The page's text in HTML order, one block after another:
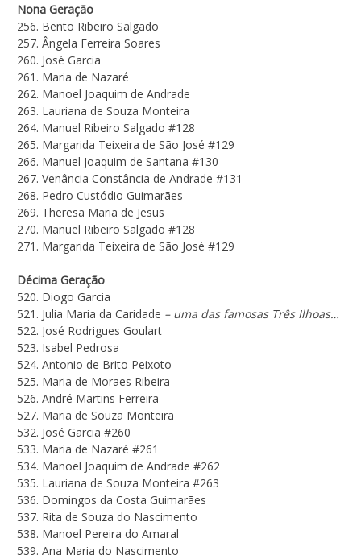
Nona Geração
256. Bento Ribeiro Salgado
257. Ângela Ferreira Soares
260. José Garcia
261. Maria de Nazaré
262. Manoel Joaquim de Andrade
263. Lauriana de Souza Monteira
264. Manuel Ribeiro Salgado #128
265. Margarida Teixeira de São José #129
266. Manuel Joaquim de Santana #130
267. Venância Constância de Andrade #131
268. Pedro Custódio Guimarães
269. Theresa Maria de Jesus
270. Manuel Ribeiro Salgado #128
271. Margarida Teixeira de São José #129
Décima Geração
520. Diogo Garcia
521. Julia Maria da Caridade – uma das famosas Três Ilhoas…
522. José Rodrigues Goulart
523. Isabel Pedrosa
524. Antonio de Brito Peixoto
525. Maria de Moraes Ribeira
526. André Martins Ferreira
527. Maria de Souza Monteira
532. José Garcia #260
533. Maria de Nazaré #261
534. Manoel Joaquim de Andrade #262
535. Lauriana de Souza Monteira #263
536. Domingos da Costa Guimarães
537. Rita de Souza do Nascimento
538. Manoel Pereira do Amaral
539. Ana Maria do Nascimento